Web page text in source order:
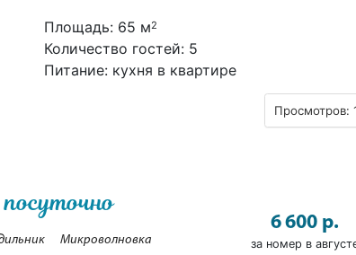
Площадь: 65 м2
Количество гостей: 5
Питание: кухня в квартире
Просмотров:
Микроволновка
6 600 р.
за номер в